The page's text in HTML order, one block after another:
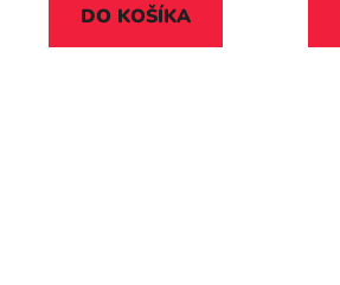
DO KOŠÍKA